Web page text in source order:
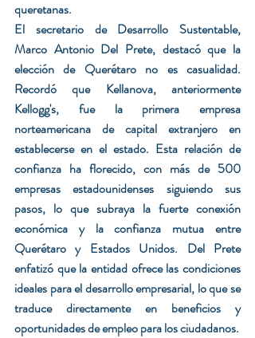
queretanas.
El secretario de Desarrollo Sustentable,
Marco Antonio Del Prete, destacó que la
elección de Querétaro no es casualidad.
Recordó que Kellanova, anteriormente
Kellogg's, fue la primera empresa
norteamericana de capital extranjero en
establecerse en el estado. Esta relación de
confianza ha florecido, con más de 500
empresas estadounidenses siguiendo sus
pasos, lo que subraya la fuerte conexión
económica y la confianza mutua entre
Querétaro y Estados Unidos. Del Prete
enfatizó que la entidad ofrece las condiciones
ideales para el desarrollo empresarial, lo que se
traduce directamente en beneficios y
oportunidades de empleo para los ciudadanos.